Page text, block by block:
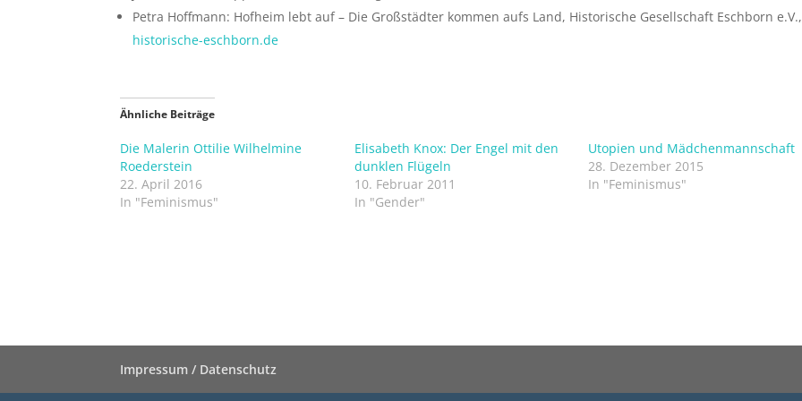
Petra Hoffmann: Hofheim lebt auf – Die Großstädter kommen aufs Land, Historische Gesellschaft Eschborn e.V.,
historische-eschborn.de
Ähnliche Beiträge
Die Malerin Ottilie Wilhelmine
Roederstein
22. April 2016
In "Feminismus"
Elisabeth Knox: Der Engel mit den
dunklen Flügeln
10. Februar 2011
In "Gender"
Utopien und Mädchenmannschaft
28. Dezember 2015
In "Feminismus"
Impressum / Datenschutz